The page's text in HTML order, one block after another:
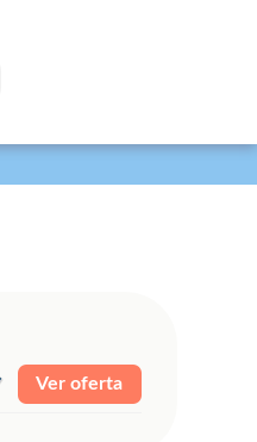
Ver oferta